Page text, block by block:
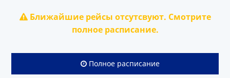
Ближайшие рейсы отсутсвуют. Смотрите
полное расписание.
Полное расписание